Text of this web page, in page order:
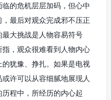
的危机层层加码，但心中
最后对观众完成邪不压正
大挑战是人物容易符号
，观众很难看到人物内心
犹豫、挣扎。如果是电视
许可以从容细腻地展现人
程中，所经历的内心起